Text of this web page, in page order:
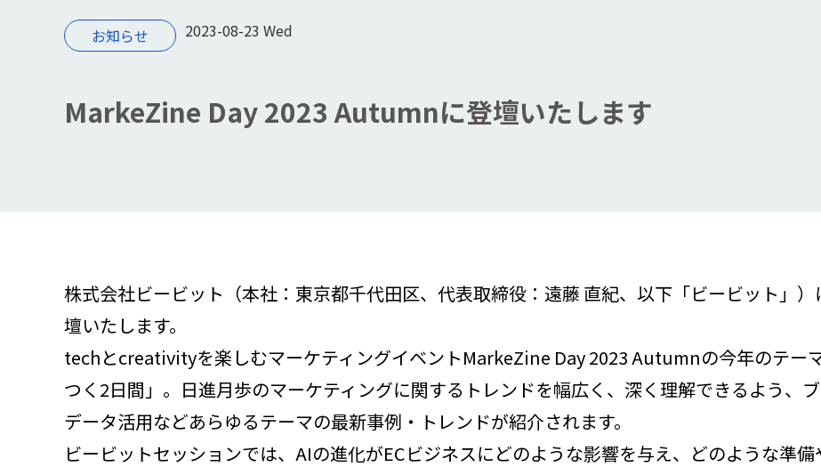
お知らせ 2023-08-23 Wed
MarkeZine Day 2023 Autumnに登壇いたします
株式会社ビービット（本社：東京都千代田区、代表取締役：遠藤 直紀、以下「ビービット」
壇いたします。
techとcreativityを楽しむマーケティングイベントMarkeZine Day 2023 Autumnの今年のテー
つく2日間」。日進月歩のマーケティングに関するトレンドを幅広く、深く理解できるよう、
データ活用などあらゆるテーマの最新事例・トレンドが紹介されます。
ビービットセッションでは、AIの進化がECビジネスにどのような影響を与え、どのような準